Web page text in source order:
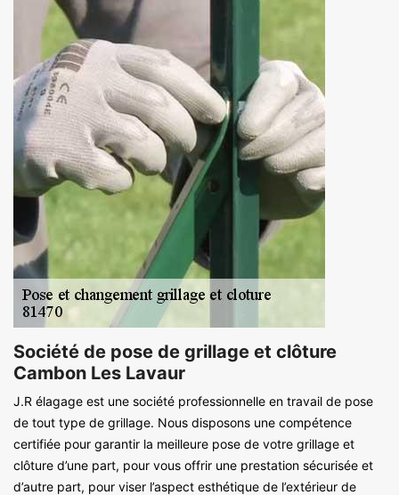
Société de pose de grillage et clôture
Cambon Les Lavaur
J.R élagage est une société professionnelle en travail de pose
de tout type de grillage. Nous disposons une compétence
certifiée pour garantir la meilleure pose de votre grillage et
clôture d’une part, pour vous offrir une prestation sécurisée et
d’autre part, pour viser l’aspect esthétique de l’extérieur de